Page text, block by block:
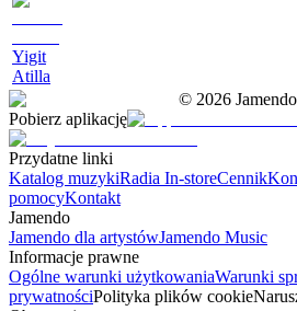
Yigit
Atilla
© 2026
Pobierz aplikację
Przydatne linki
Katalog muzykiRadia In-storeCennik
pomocyKontakt
Jamendo
Jamendo dla artystówJamendo Music
Informacje prawne
Ogólne warunki użytkowaniaWarunki
prywatnościPolityka plików cookie